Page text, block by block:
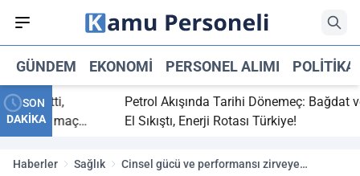
GÜNDEM EKONOMI PERSONEL ALIMI POLITIKA
SON
DAKİKA
bitti,
maç
Petrol Akışında Tarihi Dönemeç: Bağdat ve
El Sıkıştı, Enerji Rotası Türkiye!
Haberler Sağlık
Cinsel gücü ve performansı zirveye